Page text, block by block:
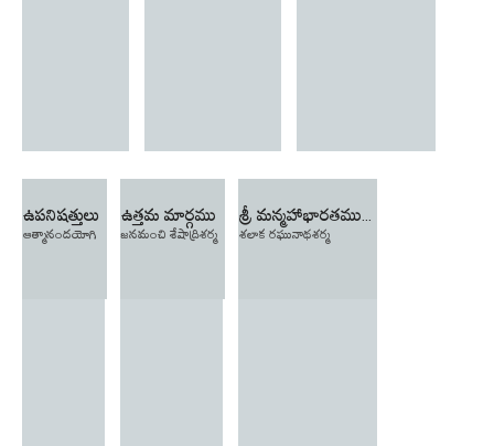
ఉపనిషత్తులు
ఆత్మానందయోగి
ఉత్తమ మార్గము
జనమంచి శేషాద్రిశర్మ
శ్రీ మన్మహాభారతము...
శలాక రఘునాథశర్మ